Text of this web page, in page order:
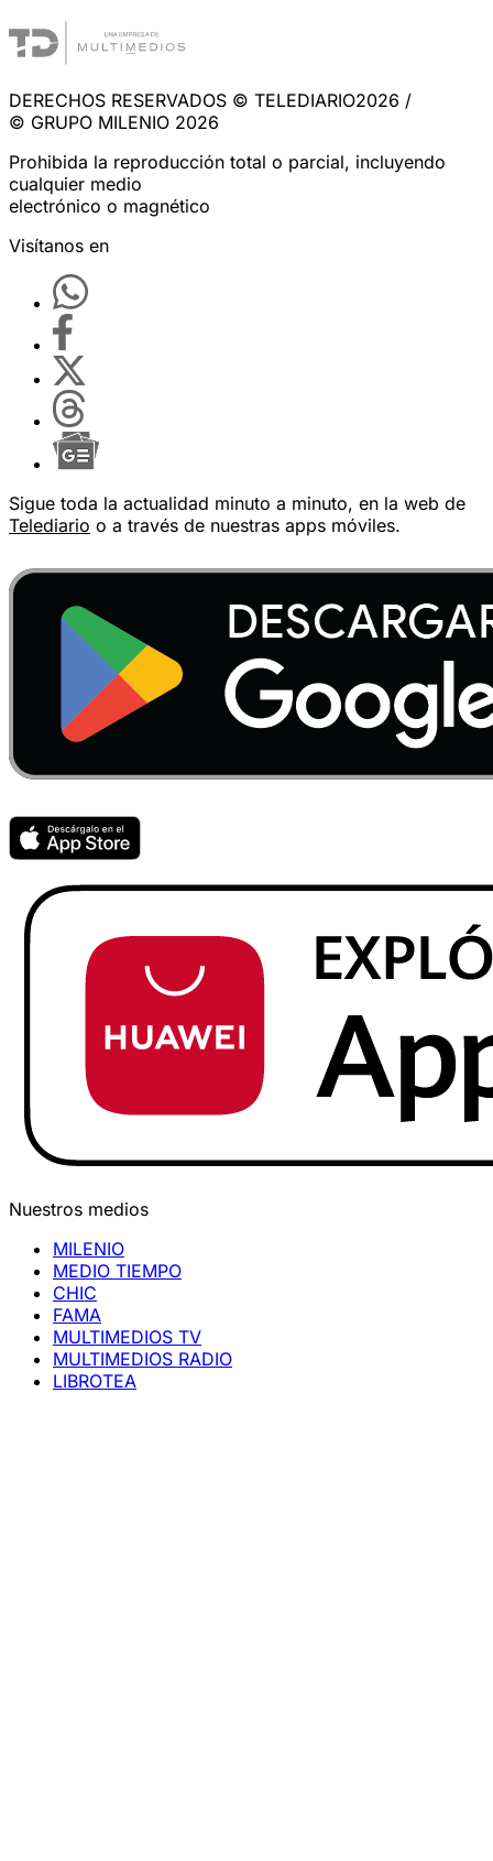
DERECHOS RESERVADOS © TELEDIARIO2026 /
© GRUPO MILENIO 2026
Prohibida la reproducción total o parcial, incluyendo
cualquier medio
electrónico o magnético
Visítanos en
Sigue toda la actualidad minuto a minuto, en la web de
Telediario o a través de nuestras apps móviles.
Nuestros medios
MILENIO
MEDIO TIEMPO
CHIC
FAMA
MULTIMEDIOS TV
MULTIMEDIOS RADIO
LIBROTEA